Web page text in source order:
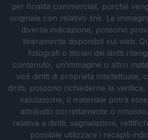
per finalità commerciali, purché
originale con relativo link. Le
diversa indicazione, possono
liberamente disponibili sul web.
fotografi o titolari dei diritti
contenuto, un’immagine o altro
violi diritti di proprietà intellettuale,
diritti, possono richiederne la
valutazione, il materiale potrà
attribuito correttamente o
relative a diritti, segnalazioni,
possibile utilizzare i recapiti